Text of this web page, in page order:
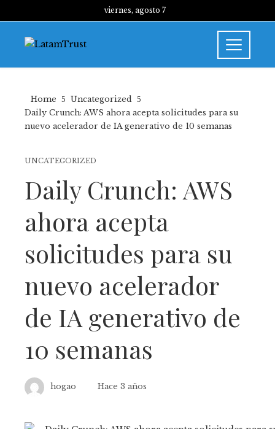
viernes, agosto 7
Home
Uncategorized
Daily Crunch: AWS ahora acepta solicitudes para su
nuevo acelerador de IA generativo de 10 semanas
UNCATEGORIZED
Daily Crunch: AWS
ahora acepta
solicitudes para su
nuevo acelerador
de IA generativo de
10 semanas
hogao Hace 3 años